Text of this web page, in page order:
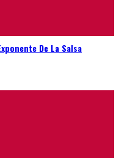
De La Salsa